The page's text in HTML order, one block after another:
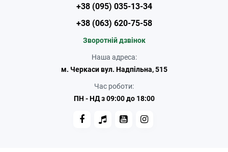
+38 (095) 035-13-34
+38 (063) 620-75-58
Зворотній дзвінок
Наша адреса:
м. Черкаси вул. Надпільна, 515
Час роботи:
ПН - НД з 09:00 до 18:00